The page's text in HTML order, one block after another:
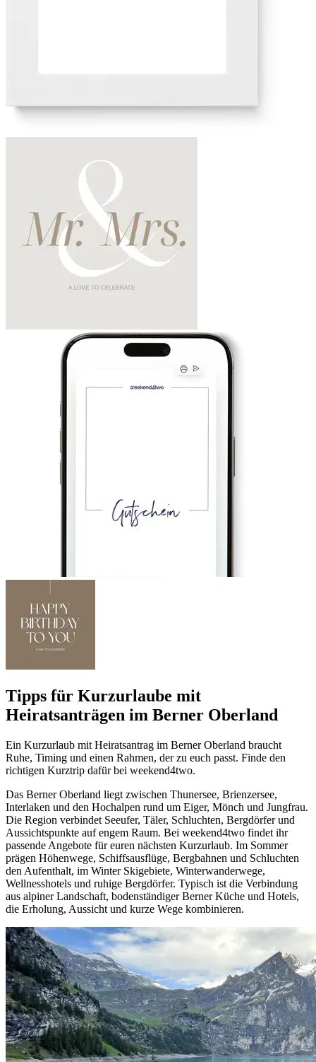
Tipps für Kurzurlaube mit
Heiratsanträgen im Berner Oberland
Ein Kurzurlaub mit Heiratsantrag im Berner Oberland braucht
Ruhe, Timing und einen Rahmen, der zu euch passt. Finde den
richtigen Kurztrip dafür bei weekend4two.
Das Berner Oberland liegt zwischen Thunersee, Brienzersee,
Interlaken und den Hochalpen rund um Eiger, Mönch und Jungfrau.
Die Region verbindet Seeufer, Täler, Schluchten, Bergdörfer und
Aussichtspunkte auf engem Raum. Bei weekend4two findet ihr
passende Angebote für euren nächsten Kurzurlaub. Im Sommer
prägen Höhenwege, Schiffsausflüge, Bergbahnen und Schluchten
den Aufenthalt, im Winter Skigebiete, Winterwanderwege,
Wellnesshotels und ruhige Bergdörfer. Typisch ist die Verbindung
aus alpiner Landschaft, bodenständiger Berner Küche und Hotels,
die Erholung, Aussicht und kurze Wege kombinieren.